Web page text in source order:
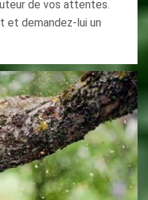
de vos attentes.
et demandez-lui un